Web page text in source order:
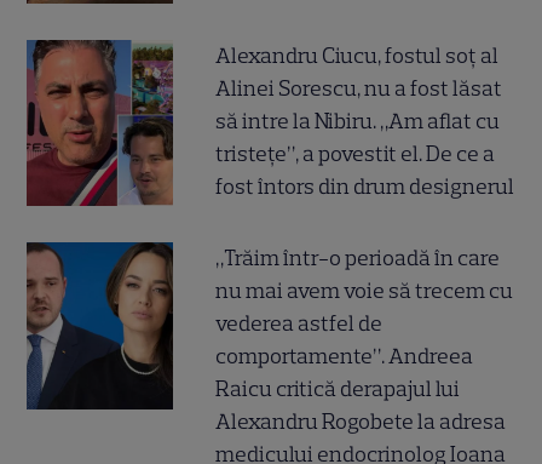
Alexandru Ciucu, fostul soț al
Alinei Sorescu, nu a fost lăsat
să intre la Nibiru. „Am aflat cu
tristețe”, a povestit el. De ce a
fost întors din drum designerul
„Trăim într-o perioadă în care
nu mai avem voie să trecem cu
vederea astfel de
comportamente”. Andreea
Raicu critică derapajul lui
Alexandru Rogobete la adresa
medicului endocrinolog Ioana